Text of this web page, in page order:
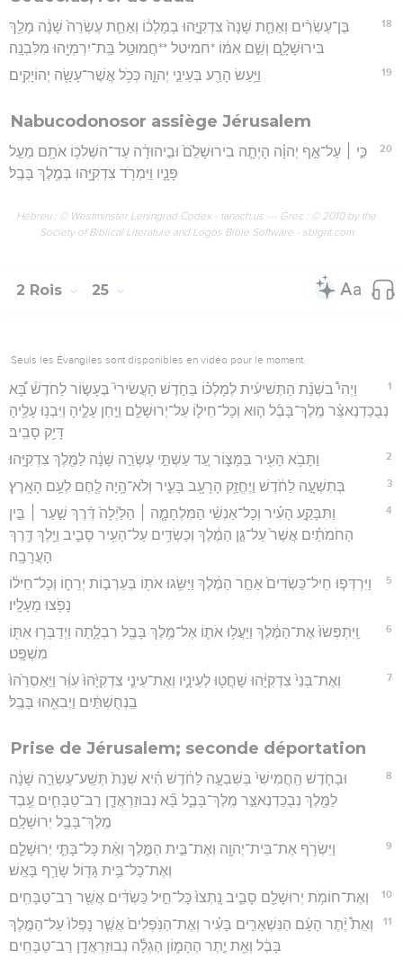
18
בֶּן־עֶשְׂרִ֨ים וְאַחַ֤ת שָׁנָה֙ צִדְקִיָּ֣הוּ בְמָלְכ֔וֹ וְאַחַ֤ת עֶשְׂרֵה֙ שָׁנָ֔ה מָלַ֖ךְ
בִּירוּשָׁלִָ֑ם וְשֵׁ֣ם אִמּ֔וֹ *חמיטל **חֲמוּטַ֥ל בַּֽת־יִרְמְיָ֖הוּ מִלִּבְנָֽה׃
19 וַיַּ֥עַשׂ הָרַ֖ע בְּעֵינֵ֣י יְהוָ֑ה כְּכֹ֥ל אֲשֶׁר־עָשָׂ֖ה יְהוֹיָקִֽים׃
Nabucodonosor assiège Jérusalem
20
כִּ֣י ׀ עַל־אַ֣ף יְהוָ֗ה הָיְתָ֤ה בִירוּשָׁלִַ֙ם֙ וּבִ֣יהוּדָ֔ה עַד־הִשְׁלִכ֥וֹ אֹתָ֖ם מֵעַ֣ל
פָּנָ֑יו וַיִּמְרֹ֥ד צִדְקִיָּ֖הוּ בְּמֶ֥לֶךְ בָּבֶֽל׃
Hébreu : © Westminster Leningrad Codex - tanach.us --- Grec : © 2010 by the
Society of Biblical Literature and Logos Bible Software - sblgnt.com
2 Rois 25
Seuls les Évangiles sont disponibles en vidéo pour le moment.
1
וַיְהִי֩ בִשְׁנַ֨ת הַתְּשִׁיעִ֜ית לְמָלְכ֗וֹ בַּחֹ֣דֶשׁ הָעֲשִׂירִי֮ בֶּעָשׂ֣וֹר לַחֹדֶשׁ֒ בָּ֠א
נְבֻכַדְנֶאצַּ֨ר מֶֽלֶךְ־בָּבֶ֜ל ה֧וּא וְכָל־חֵיל֛וֹ עַל־יְרוּשָׁלִַ֖ם וַיִּ֣חַן עָלֶ֑יהָ וַיִּבְנ֥וּ עָלֶ֖יהָ
דָּיֵ֥ק סָבִֽיב׃
2 וַתָּבֹ֥א הָעִ֖יר בַּמָּצ֑וֹר עַ֚ד עַשְׁתֵּ֣י עֶשְׂרֵ֣ה שָׁנָ֔ה לַמֶּ֖לֶךְ צִדְקִיָּֽהוּ׃
3 בְּתִשְׁעָ֣ה לַחֹ֔דֶשׁ וַיֶּחֱזַ֥ק הָרָעָ֖ב בָּעִ֑יר וְלֹא־הָ֥יָה לֶ֖חֶם לְעַ֥ם הָאָֽרֶץ׃
4
וַתִּבָּקַ֣ע הָעִ֗יר וְכָל־אַנְשֵׁ֨י הַמִּלְחָמָ֤ה ׀ הַלַּ֙יְלָה֙ דֶּ֜רֶךְ שַׁ֣עַר ׀ בֵּ֣ין
הַחֹמֹתַ֗יִם אֲשֶׁר֙ עַל־גַּ֣ן הַמֶּ֔לֶךְ וְכַשְׂדִּ֥ים עַל־הָעִ֖יר סָבִ֑יב וַיֵּ֖לֶךְ דֶּ֥רֶךְ
הָעֲרָבָֽה׃
5
וַיִּרְדְּפ֤וּ חֵיל־כַּשְׂדִּים֙ אַחַ֣ר הַמֶּ֔לֶךְ וַיַּשִּׂ֥גוּ אֹת֖וֹ בְּעַרְב֣וֹת יְרֵח֑וֹ וְכָל־חֵיל֔וֹ
נָפֹ֖צוּ מֵעָלָֽיו׃
6
וַֽיִּתְפְּשׂוּ֙ אֶת־הַמֶּ֔לֶךְ וַיַּעֲל֥וּ אֹת֛וֹ אֶל־מֶ֥לֶךְ בָּבֶ֖ל רִבְלָ֑תָה וַיְדַבְּר֥וּ אִתּ֖וֹ
מִשְׁפָּֽט׃
7
וְאֶת־בְּנֵי֙ צִדְקִיָּ֔הוּ שָׁחֲט֖וּ לְעֵינָ֑יו וְאֶת־עֵינֵ֤י צִדְקִיָּ֙הוּ֙ עִוֵּ֔ר וַיַּאַסְרֵ֙הוּ֙
בַֽנְחֻשְׁתַּ֔יִם וַיְבִאֵ֖הוּ בָּבֶֽל׃
Prise de Jérusalem; seconde déportation
8
וּבַחֹ֤דֶשׁ הַֽחֲמִישִׁי֙ בְּשִׁבְעָ֣ה לַחֹ֔דֶשׁ הִ֗יא שְׁנַת֙ תְּשַֽׁע־עֶשְׂרֵ֣ה שָׁנָ֔ה
לַמֶּ֖לֶךְ נְבֻכַדְנֶאצַּ֣ר מֶֽלֶךְ־בָּבֶ֑ל בָּ֞א נְבוּזַרְאֲדָ֧ן רַב־טַבָּחִ֛ים עֶ֥בֶד
מֶֽלֶךְ־בָּבֶ֖ל יְרוּשָׁלִָֽם׃
9
וַיִּשְׂרֹ֥ף אֶת־בֵּית־יְהוָ֖ה וְאֶת־בֵּ֣ית הַמֶּ֑לֶךְ וְאֵ֨ת כָּל־בָּתֵּ֧י יְרוּשָׁלִַ֛ם
וְאֶת־כָּל־בֵּ֥ית גָּד֖וֹל שָׂרַ֥ף בָּאֵֽשׁ׃
10 וְאֶת־חוֹמֹ֥ת יְרוּשָׁלִַ֖ם סָבִ֑יב נָֽתְצוּ֙ כָּל־חֵ֣יל כַּשְׂדִּ֔ים אֲשֶׁ֖ר רַב־טַבָּחִֽים׃
11
וְאֵת֩ יֶ֨תֶר הָעָ֜ם הַנִּשְׁאָרִ֣ים בָּעִ֗יר וְאֶת־הַנֹּֽפְלִים֙ אֲשֶׁ֤ר נָפְלוּ֙ עַל־הַמֶּ֣לֶךְ
בָּבֶ֔ל וְאֵ֖ת יֶ֣תֶר הֶהָמ֑וֹן הֶגְלָ֕ה נְבוּזַרְאֲדָ֖ן רַב־טַבָּחִֽים׃